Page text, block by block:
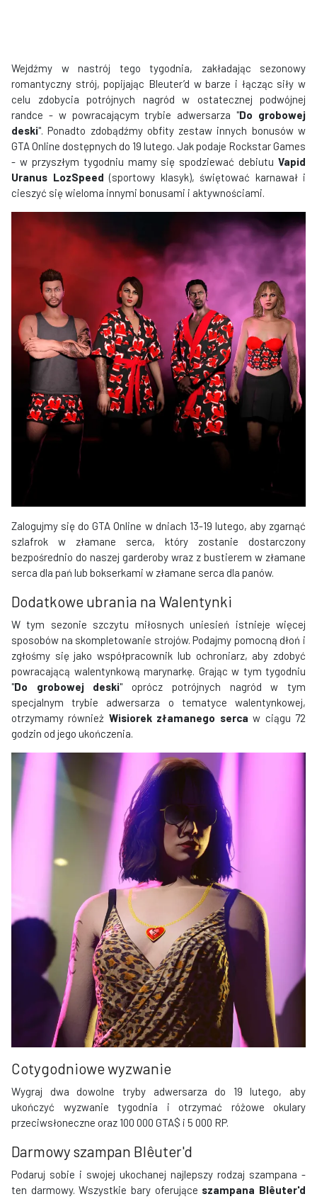
Wejdźmy w nastrój tego tygodnia, zakładając sezonowy
romantyczny strój, popijając Bleuter’d w barze i łącząc siły w
celu zdobycia potrójnych nagród w ostatecznej podwójnej
randce - w powracającym trybie adwersarza "Do grobowej
deski". Ponadto zdobądźmy obfity zestaw innych bonusów w
GTA Online dostępnych do 19 lutego. Jak podaje Rockstar Games
- w przyszłym tygodniu mamy się spodziewać debiutu Vapid
Uranus LozSpeed ​​(sportowy klasyk), świętować karnawał i
cieszyć się wieloma innymi bonusami i aktywnościami.
Zalogujmy się do GTA Online w dniach 13-19 lutego, aby zgarnąć
szlafrok w złamane serca, który zostanie dostarczony
bezpośrednio do naszej garderoby wraz z bustierem w złamane
serca dla pań lub bokserkami w złamane serca dla panów.
Dodatkowe ubrania na Walentynki
W tym sezonie szczytu miłosnych uniesień istnieje więcej
sposobów na skompletowanie strojów. Podajmy pomocną dłoń i
zgłośmy się jako współpracownik lub ochroniarz, aby zdobyć
powracającą walentynkową marynarkę. Grając w tym tygodniu
"Do grobowej deski" oprócz potrójnych nagród w tym
specjalnym trybie adwersarza o tematyce walentynkowej,
otrzymamy również Wisiorek złamanego serca w ciągu 72
godzin od jego ukończenia.
Cotygodniowe wyzwanie
Wygraj dwa dowolne tryby adwersarza do 19 lutego, aby
ukończyć wyzwanie tygodnia i otrzymać różowe okulary
przeciwsłoneczne oraz 100 000 GTA$ i 5 000 RP.
Darmowy szampan Blêuter'd
Podaruj sobie i swojej ukochanej najlepszy rodzaj szampana -
ten darmowy. Wszystkie bary oferujące szampana Blêuter'd